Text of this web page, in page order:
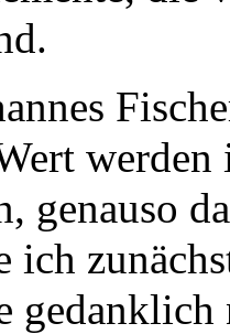
genauso
ich